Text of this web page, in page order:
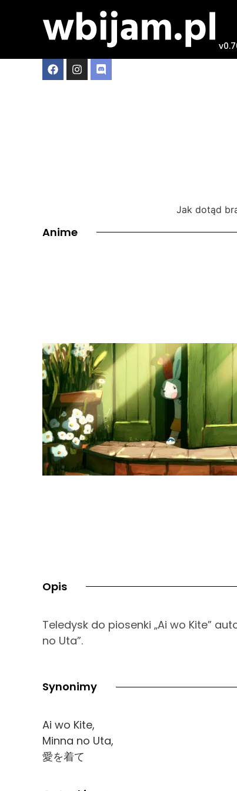
Jak dotąd
Anime
Opis
Teledysk do piosenki „Ai wo Kite”
no Uta”.
Synonimy
Ai wo Kite,
Minna no Uta,
愛を着て